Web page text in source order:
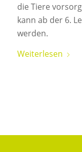
die Tiere
kann ab der 6.
werden.
Weiterlesen